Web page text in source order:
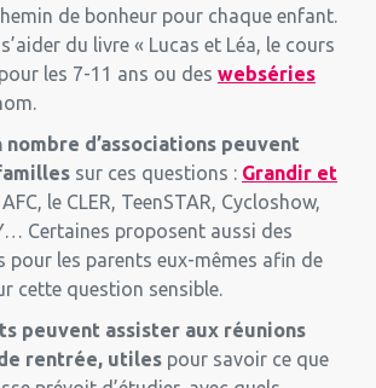
de bonheur pour chaque enfant.
du livre « Lucas et Léa, le cours
les 7-11 ans ou des webséries
nombre d’associations peuvent
sur ces questions : Grandir et
le CLER, TeenSTAR, Cycloshow,
Certaines proposent aussi des
pour les parents eux-mêmes afin de
cette question sensible.
peuvent assister aux réunions
rentrée, utiles pour savoir ce que